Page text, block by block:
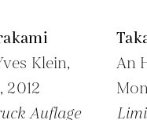
Klein,
2012
Auflage
An